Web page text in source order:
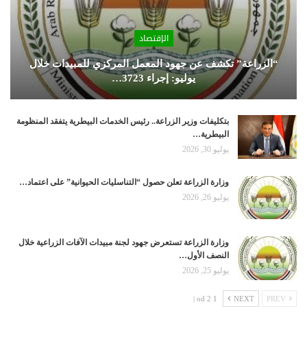
الإقتصاد
“الزراعة” تكشف عن جهود المعمل المركزي للمبيدات خلال
يوليو: إجراء 3723…
بتكليفات وزير الزراعة.. رئيس الخدمات البيطرية يتفقد المنظومة
البيطرية…
يوليو 30, 2026
وزارة الزراعة تعلن حصول “التناسليات الحيوانية” على اعتماد…
يوليو 26, 2026
وزارة الزراعة تستعرض جهود لجنة مبيدات الآفات الزراعية خلال
النصف الأول…
يوليو 25, 2026
NEXT
1 od 2 |